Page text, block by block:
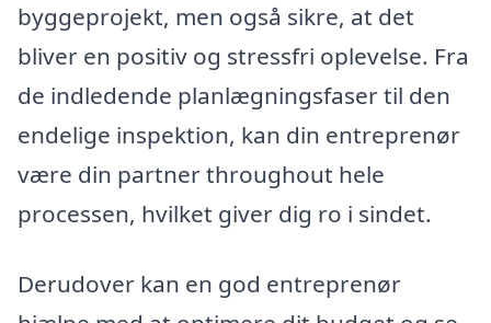
byggeprojekt, men også sikre, at det
bliver en positiv og stressfri oplevelse. Fra
de indledende planlægningsfaser til den
endelige inspektion, kan din entreprenør
være din partner throughout hele
processen, hvilket giver dig ro i sindet.
Derudover kan en god entreprenør